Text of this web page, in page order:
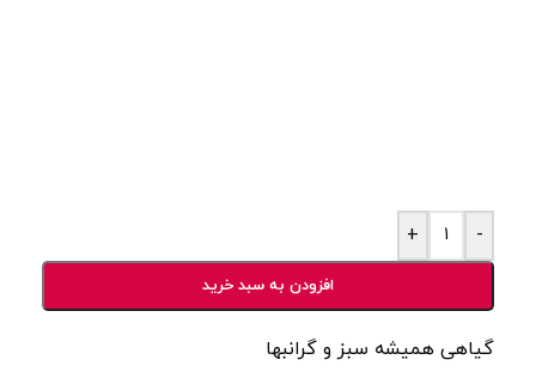
-
+
افزودن به سبد خرید
گیاهی همیشه سبز و گرانبها